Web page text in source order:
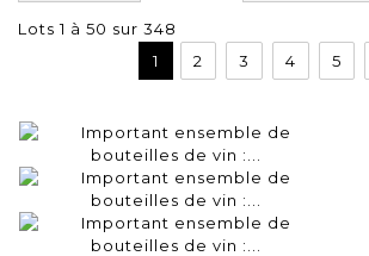
Lots 1 à 50 sur 348
1
2 3 4 5